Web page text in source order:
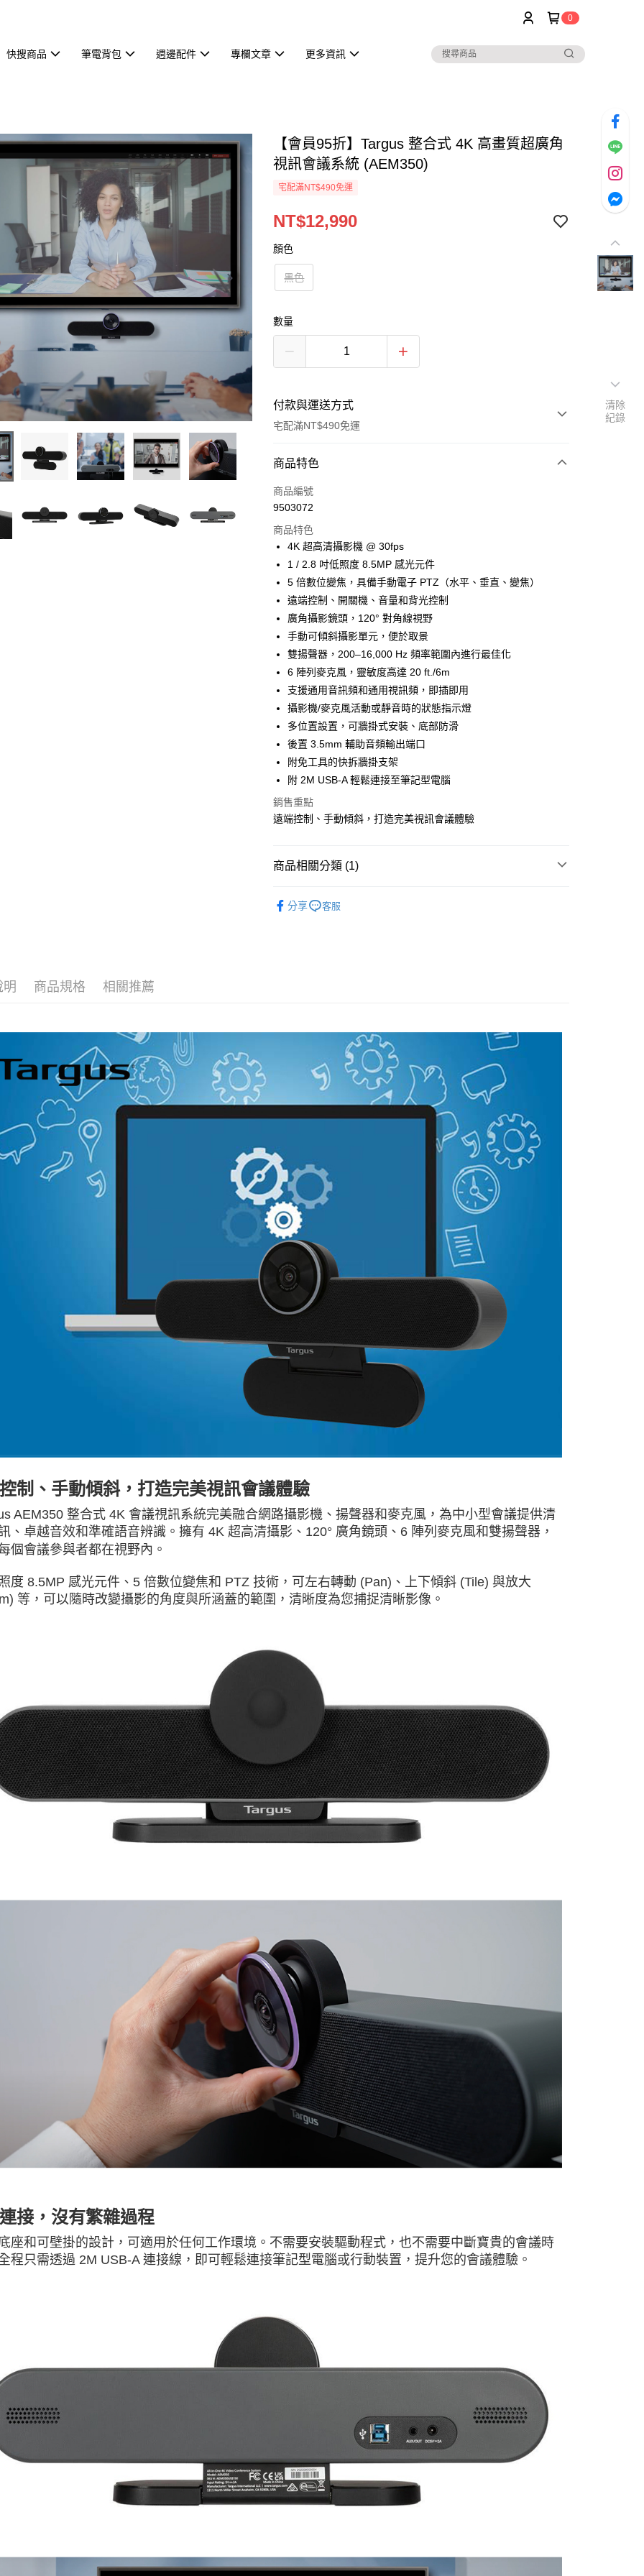
0
快搜商品 筆電背包 週邊配件 專欄文章 更多資訊
【會員95折】Targus 整合式 4K 高畫質超廣角
視訊會議系統 (AEM350)
宅配滿NT$490免運
NT$12,990
顏色
黑色
數量
付款與運送方式
宅配滿NT$490免運
付款方式
信用卡一次付款
3 期 0 利率 每期
合作金庫商業銀行
華南商業銀行
彰化商業銀行
國泰世華商業銀行
兆豐國際商業銀行
臺灣中小企業銀行
匯豐（台灣）商業銀行
聯邦商業銀行
遠東國際商業銀行
元大商業銀行
永豐商業銀行
台新國際商業銀行
中國信託商業銀行
台灣樂天信用卡公司
6 期 0 利率 每期 NT$2,165
合作金庫商業銀行
第一商業銀行
華南商業銀行
彰化商業銀行
上海商業儲蓄銀行
臺灣中小企業銀行
匯豐（台灣）商業銀行
華泰商業銀行
聯邦商業銀行
遠東國際商業銀行
元大商業銀行
永豐商業銀行
玉山商業銀行
星展（台灣）商業銀行
台灣樂天信用卡公司
LINE Pay
Apple Pay
街口支付
悠遊付
Google Pay
全盈+PAY
ATM付款
貨到付款
運送方式
每筆NT$100，滿NT$1,000(含以上)免運費
每筆NT$80，滿NT$490(含以上)免運費
商品特色
商品編號
9503072
商品特色
4K 超高清攝影機 @ 30fps
1 / 2.8 吋低照度 8.5MP 感光元件
5 倍數位變焦，具備手動電子 PTZ（水平、垂直、變焦）
遠端控制、開關機、音量和背光控制
廣角攝影鏡頭，120° 對角線視野
手動可傾斜攝影單元，便於取景
雙揚聲器，200–16,000 Hz 頻率範圍內進行最佳化
6 陣列麥克風，靈敏度高達 20 ft./6m
支援通用音訊頻和通用視訊頻，即插即用
攝影機/麥克風活動或靜音時的狀態指示燈
多位置設置，可牆掛式安裝、底部防滑
後置 3.5mm 輔助音頻輸出端口
附免工具的快拆牆掛支架
附 2M USB-A 輕鬆連接至筆記型電腦
銷售重點
遠端控制、手動傾斜，打造完美視訊會議體驗
商品相關分類 (1)
分享
客服
明 商品規格 相關推薦
制、手動傾斜，打造完美視訊會議體驗
AEM350 整合式 4K 會議視訊系統完美融合網路攝影機、揚聲器和麥克風，為中小型會議提供清
、卓越音效和準確語音辨識。擁有 4K 超高清攝影、120° 廣角鏡頭、6 陣列麥克風和雙揚聲器，
個會議參與者都在視野內。
度 8.5MP 感光元件、5 倍數位變焦和 PTZ 技術，可左右轉動 (Pan)、上下傾斜 (Tile) 與放大
等，可以隨時改變攝影的角度與所涵蓋的範圍，清晰度為您捕捉清晰影像。
接，沒有繁雜過程
座和可壁掛的設計，可適用於任何工作環境。不需要安裝驅動程式，也不需要中斷寶貴的會議時
程只需透過 2M USB-A 連接線，即可輕鬆連接筆記型電腦或行動裝置，提升您的會議體驗。
清除
紀錄